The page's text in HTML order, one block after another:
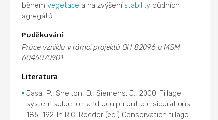
během vegetace a na zvýšení stabilitypůdních
agregátů.
Poděkování
Práce vznikla v rámci projektů QH 82096 a MSM
6046070901.
Literatura
Jasa, P., Shelton, D., Siemens, J., 2000: Tillage
system selection and equipment considerations.
185–192. In R.C. Reeder (ed.) Conservation tillage